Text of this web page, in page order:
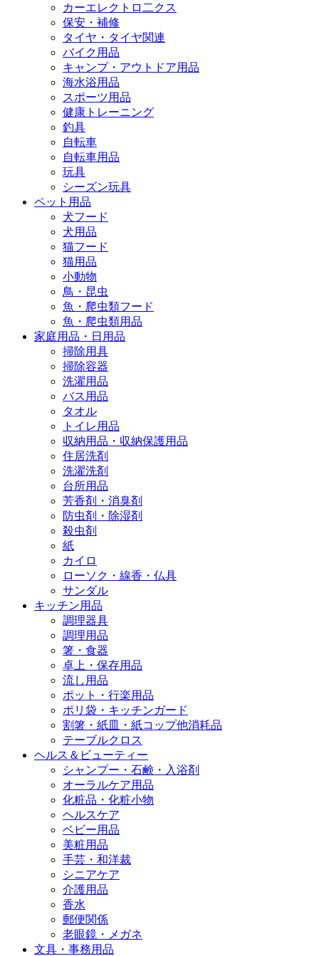
カーエレクトロ二クス
保安・補修
タイヤ・タイヤ関連
バイク用品
キャンプ・アウトドア用品
海水浴用品
スポーツ用品
健康トレーニング
釣具
自転車
自転車用品
玩具
シーズン玩具
ペット用品
犬フード
犬用品
猫フード
猫用品
小動物
鳥・昆虫
魚・爬虫類フード
魚・爬虫類用品
家庭用品・日用品
掃除用具
掃除容器
洗濯用品
バス用品
タオル
トイレ用品
収納用品・収納保護用品
住居洗剤
洗濯洗剤
台所用品
芳香剤・消臭剤
防虫剤・除湿剤
殺虫剤
紙
カイロ
ローソク・線香・仏具
サンダル
キッチン用品
調理器具
調理用品
箸・食器
卓上・保存用品
流し用品
ポット・行楽用品
ポリ袋・キッチンガード
割箸・紙皿・紙コップ他消耗品
テーブルクロス
ヘルス＆ビューティー
シャンプー・石鹸・入浴剤
オーラルケア用品
化粧品・化粧小物
ヘルスケア
ベビー用品
美粧用品
手芸・和洋裁
シニアケア
介護用品
香水
郵便関係
老眼鏡・メガネ
文具・事務用品